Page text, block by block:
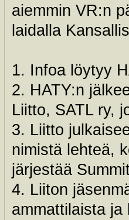
aiemmin VR:n
laidalla
1. Infoa löytyy
2. HATY:n
Liitto, SATL ry,
3. Liitto
nimistä lehteä,
järjestää
4. Liiton
ammattilaista